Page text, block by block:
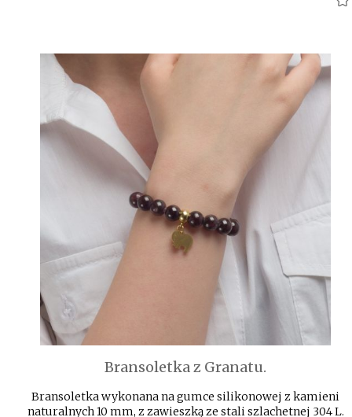
Bransoletka z Granatu.
Bransoletka wykonana na gumce silikonowej z kamieni
naturalnych 10 mm, z zawieszką ze stali szlachetnej 304 L.